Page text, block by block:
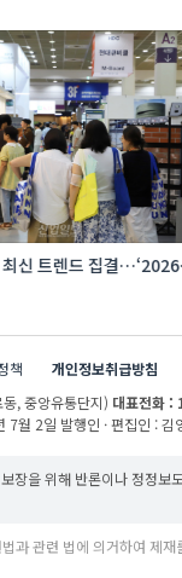
…‘2026
철거 현
책 개인정보취급방침
, 중앙유통단지) 대표전화
7월 2일 발행인 · 편집인 : 김
장을 위해 반론이나 정정
과 관련 법에 의거하여 제재